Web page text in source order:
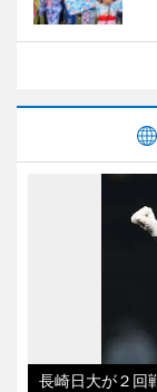
長崎日大が２